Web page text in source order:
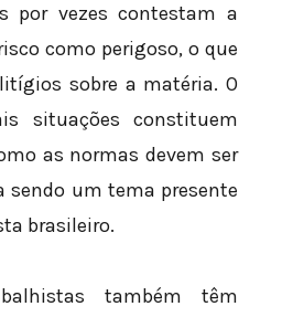
por vezes contestam a
como perigoso, o que
sobre a matéria. O
situações constituem
as normas devem ser
sendo um tema presente
brasileiro.
também têm